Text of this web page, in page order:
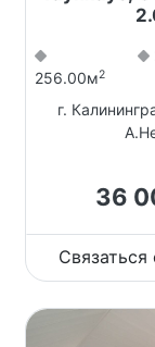
256.00м2
г.
36
Связаться